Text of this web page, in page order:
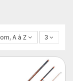
A à Z 3